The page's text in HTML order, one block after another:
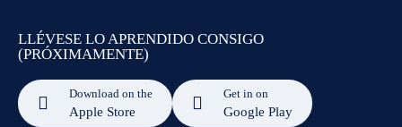
LLÉVESE LO APRENDIDO CONSIGO
(PRÓXIMAMENTE)
Download on the
Apple Store
Get in on
Google Play